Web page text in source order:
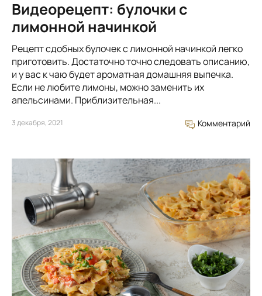
Видеорецепт: булочки с
лимонной начинкой
Рецепт сдобных булочек с лимонной начинкой легко
приготовить. Достаточно точно следовать описанию,
и у вас к чаю будет ароматная домашняя выпечка.
Если не любите лимоны, можно заменить их
апельсинами. Приблизительная...
3 декабря, 2021 Комментарий